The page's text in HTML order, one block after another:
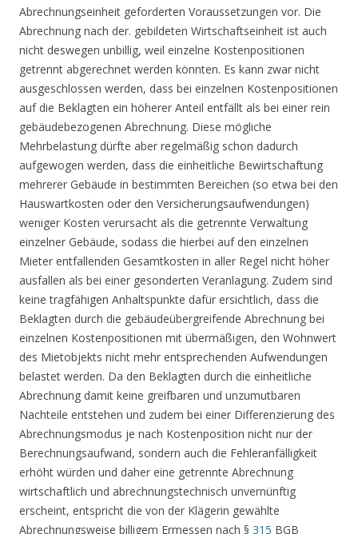
Abrechnungseinheit geforderten Voraussetzungen vor. Die
Abrechnung nach der. gebildeten Wirtschaftseinheit ist auch
nicht deswegen unbillig, weil einzelne Kostenpositionen
getrennt abgerechnet werden könnten. Es kann zwar nicht
ausgeschlossen werden, dass bei einzelnen Kostenpositionen
auf die Beklagten ein höherer Anteil entfällt als bei einer rein
gebäudebezogenen Abrechnung. Diese mögliche
Mehrbelastung dürfte aber regelmäßig schon dadurch
aufgewogen werden, dass die einheitliche Bewirtschaftung
mehrerer Gebäude in bestimmten Bereichen (so etwa bei den
Hauswartkosten oder den Versicherungsaufwendungen)
weniger Kosten verursacht als die getrennte Verwaltung
einzelner Gebäude, sodass die hierbei auf den einzelnen
Mieter entfallenden Gesamtkosten in aller Regel nicht höher
ausfallen als bei einer gesonderten Veranlagung. Zudem sind
keine tragfähigen Anhaltspunkte dafür ersichtlich, dass die
Beklagten durch die gebäudeübergreifende Abrechnung bei
einzelnen Kostenpositionen mit übermäßigen, den Wohnwert
des Mietobjekts nicht mehr entsprechenden Aufwendungen
belastet werden. Da den Beklagten durch die einheitliche
Abrechnung damit keine greifbaren und unzumutbaren
Nachteile entstehen und zudem bei einer Differenzierung des
Abrechnungsmodus je nach Kostenposition nicht nur der
Berechnungsaufwand, sondern auch die Fehleranfälligkeit
erhöht würden und daher eine getrennte Abrechnung
wirtschaftlich und abrechnungstechnisch unvernünftig
erscheint, entspricht die von der Klägerin gewählte
Abrechnungsweise billigem Ermessen nach § 315 BGB